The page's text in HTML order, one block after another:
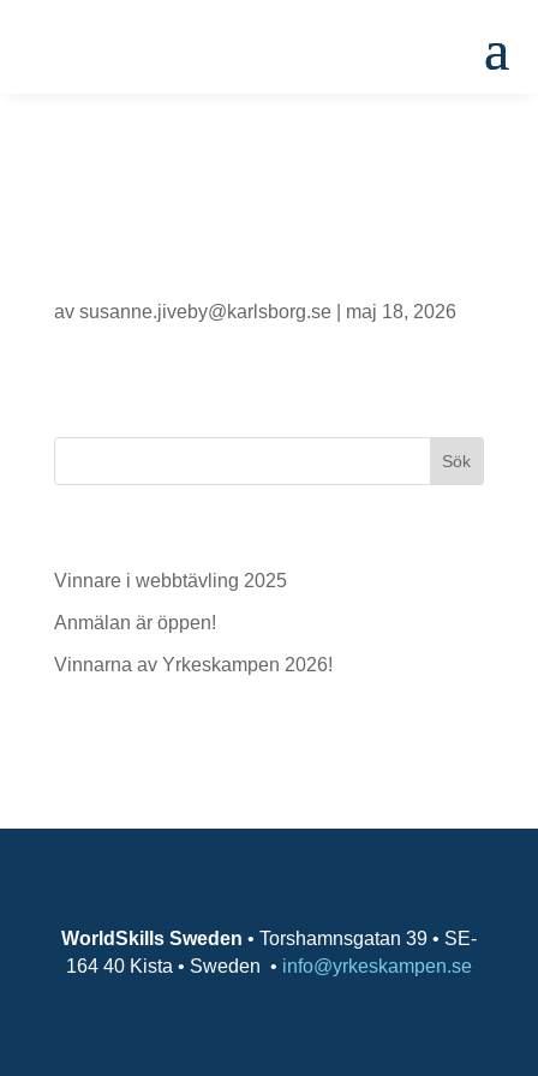
av susanne.jiveby@karlsborg.se| maj 18, 2026
Vinnare i webbtävling 2025
Anmälan är öppen!
Vinnarna av Yrkeskampen 2026!
WorldSkills Sweden • Torshamnsgatan 39 • SE-
164 40 Kista • Sweden • info@yrkeskampen.se